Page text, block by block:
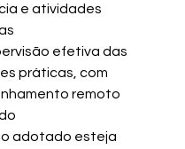
e atividades
efetiva das
práticas, com
remoto
adotado esteja